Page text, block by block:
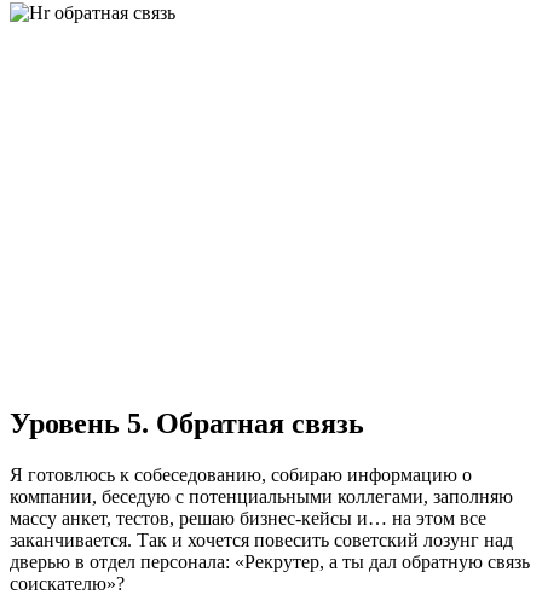
Уровень 5. Обратная связь
Я готовлюсь к собеседованию, собираю информацию о
компании, беседую с потенциальными коллегами, заполняю
массу анкет, тестов, решаю бизнес-кейсы и… на этом все
заканчивается. Так и хочется повесить советский лозунг над
дверью в отдел персонала: «Рекрутер, а ты дал обратную связь
соискателю»?